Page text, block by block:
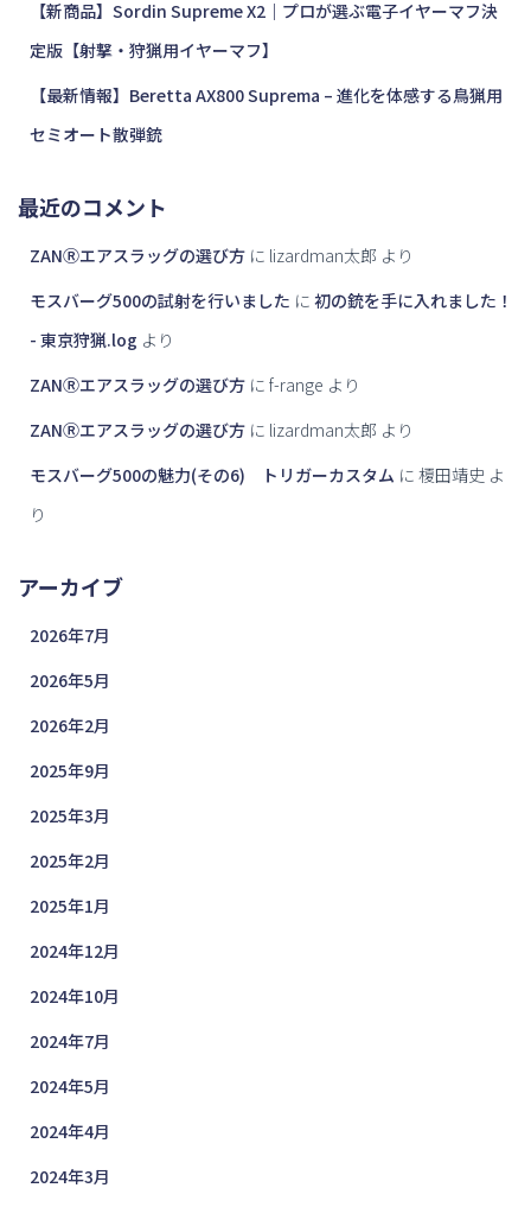
【新商品】Sordin Supreme X2｜プロが選ぶ電子イヤーマフ決
定版【射撃・狩猟用イヤーマフ】
【最新情報】Beretta AX800 Suprema – 進化を体感する鳥猟用
セミオート散弾銃
最近のコメント
ZANⓇエアスラッグの選び方 に lizardman太郎 より
モスバーグ500の試射を行いました に 初の銃を手に入れました！
- 東京狩猟.log より
ZANⓇエアスラッグの選び方 に f-range より
ZANⓇエアスラッグの選び方 に lizardman太郎 より
モスバーグ500の魅力(その6) トリガーカスタム に 榎田靖史 よ
り
アーカイブ
2026年7月
2026年5月
2026年2月
2025年9月
2025年3月
2025年2月
2025年1月
2024年12月
2024年10月
2024年7月
2024年5月
2024年4月
2024年3月